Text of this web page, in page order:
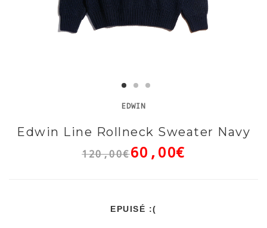
EDWIN
Edwin Line Rollneck Sweater Navy
120,00€60,00€
EPUISÉ :(